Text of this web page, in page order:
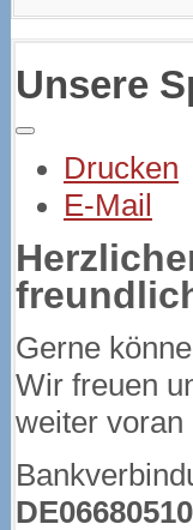
Unsere
Drucken
E-Mail
Gerne
Wir freuen
weiter voran